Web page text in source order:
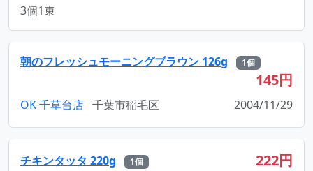
3個1束
朝のフレッシュモーニングブラウン 126g 1個
145円
OK 千草台店 千葉市稲毛区 2004/11/29
チキンタッタ 220g 1個 222円